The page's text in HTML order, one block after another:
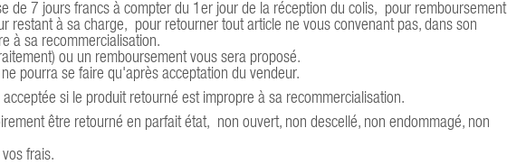
de 7 jours francs à compter du 1er jour de la réception du colis, pour remboursement
restant à sa charge, pour retourner tout article ne vous convenant pas, dans son
à sa recommercialisation.
ou un remboursement vous sera proposé.
pourra se faire qu'après acceptation du vendeur.
si le produit retourné est impropre à sa recommercialisation.
être retourné en parfait état, non ouvert, non descellé, non endommagé, non
frais.